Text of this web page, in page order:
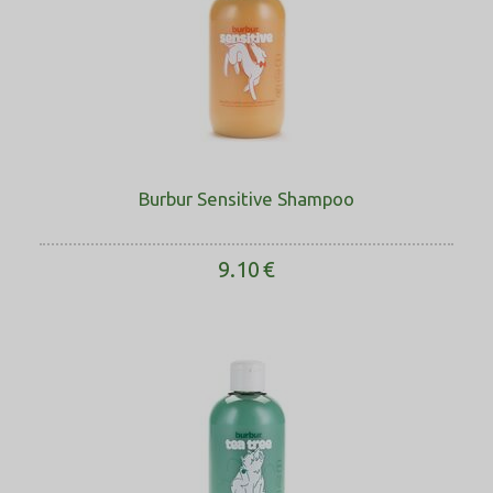
Burbur Sensitive Shampoo
9.10€